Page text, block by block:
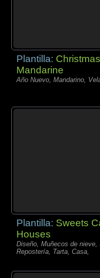
Plantilla: Christmas
Mandarine
Año Nuevo, Mandarino,
Plantilla: Sweets
Houses
Diseño, Muñecos de nieve,
Repostería, Tarta, Casa,